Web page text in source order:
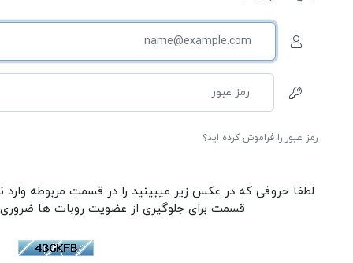
رمز عبور را فراموش کرده اید؟
لطفا حروفی که در عکس زیر میبینید را در قسمت مربوطه وارد
قسمت برای جلوگیری از عضویت روبات ها